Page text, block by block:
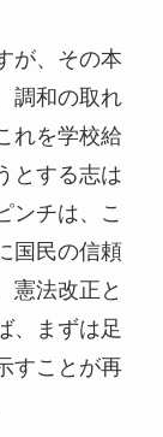
が、その本
調和の取れ
れを学校給
とする志は
ンチは、こ
国民の信頼
憲法改正と
、まずは足
すことが再